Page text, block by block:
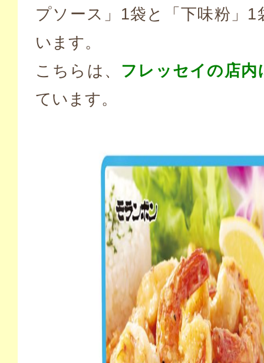
プソース」1袋と「下味粉」1
います。
こちらは、 フレッセイの店内
ています。